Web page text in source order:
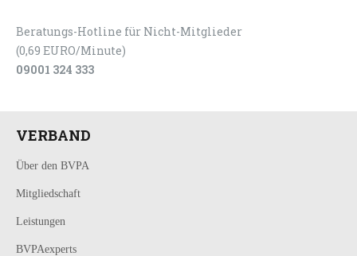
Beratungs-Hotline für Nicht-Mitglieder
(0,69 EURO/Minute)
09001 324 333
VERBAND
Über den BVPA
Mitgliedschaft
Leistungen
BVPAexperts